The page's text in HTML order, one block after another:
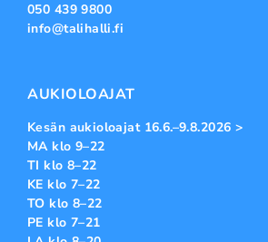
050 439 9800
info@talihalli.fi
AUKIOLOAJAT
Kesän aukioloajat 16.6.–9.8.2026 >
MA klo 9–22
TI klo 8–22
KE klo 7–22
TO klo 8–22
PE klo 7–21